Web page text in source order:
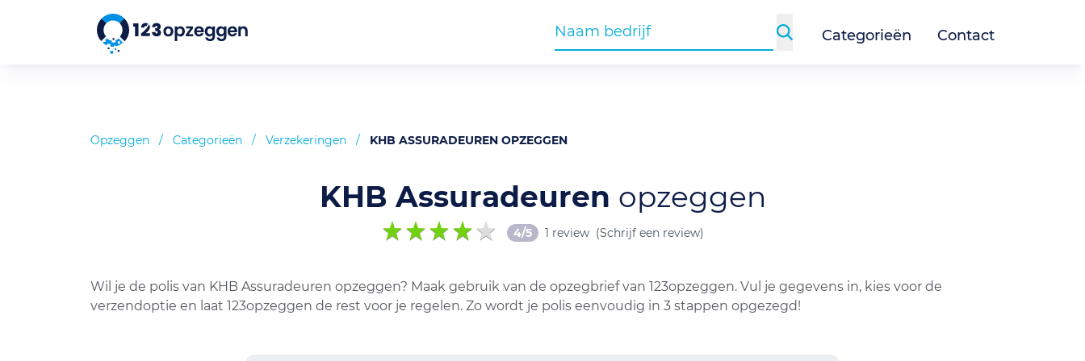
Categorieën Contact
Opzeggen / Categorieën / Verzekeringen / KHB ASSURADEUREN OPZEGGEN
KHB Assuradeuren opzeggen
4/5 1 review (Schrijf een review)
Wil je de polis van KHB Assuradeuren opzeggen? Maak gebruik van de opzegbrief van 123opzeggen. Vul je gegevens in, kies voor de
verzendoptie en laat 123opzeggen de rest voor je regelen. Zo wordt je polis eenvoudig in 3 stappen opgezegd!